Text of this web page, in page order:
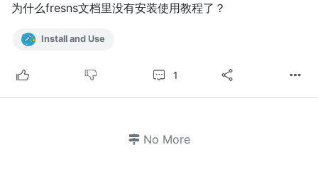
为什么fresns文档里没有安装使用教程了？
Install and Use
1
No More